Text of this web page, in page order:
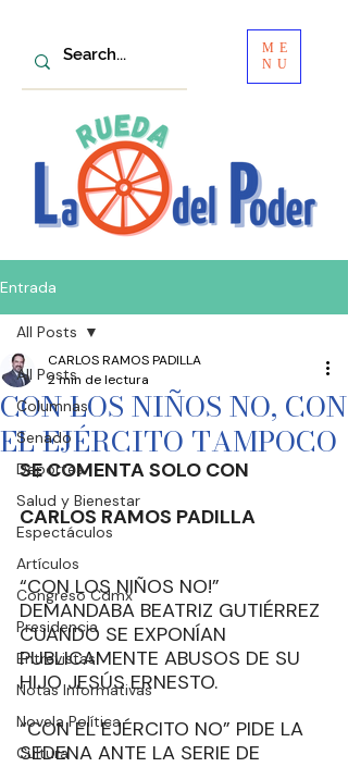
ME
NU
Entrada
All Posts
Columnas
Senado
Deportes
Salud y Bienestar
Espectáculos
Artículos
Congreso Cdmx
Presidencia
Entrevistas
Notas Informativas
Novela Política
Cultura
All Posts
CON LOS NIÑOS NO, CON
EL EJÉRCITO TAMPOCO
CARLOS RAMOS PADILLA
2 min de lectura
SE COMENTA SOLO CON
CARLOS RAMOS PADILLA
“CON LOS NIÑOS NO!”
DEMANDABA BEATRIZ GUTIÉRREZ
CUANDO SE EXPONÍAN
PUBLICAMENTE ABUSOS DE SU
HIJO JESÚS ERNESTO.
“CON EL EJÉRCITO NO” PIDE LA
SEDENA ANTE LA SERIE DE